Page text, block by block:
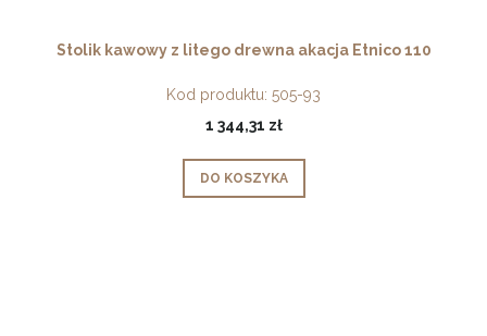
Stolik kawowy z litego drewna akacja Etnico 110
Kod produktu: 505-93
1 344,31 zł
DO KOSZYKA